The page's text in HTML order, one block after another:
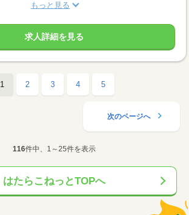
もっと見る
求人詳細を見る
1 2 3 4 5
次のページへ
116件中、1～25件を表示
はたらこねっとTOPへ